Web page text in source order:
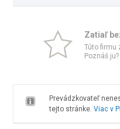
Zatiaľ
Túto firmu
Poznáš
Prevádzkovateľ
tejto stránke. Viac v